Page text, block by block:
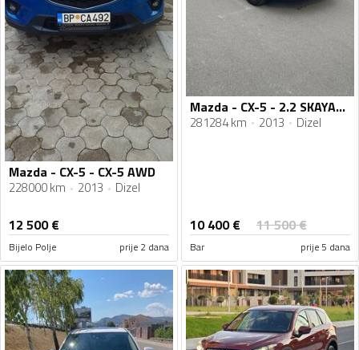
Mazda - CX-5 - CX-5 AWD
228000 km 2013 Dizel
12 500€
Bijelo Polje prije 2 dana
Mazda - CX-5 - 2.2 SKAYAKTIV-D
281284 km 2013 Dizel
10 400€ 11 500€
Bar prije 5 dana